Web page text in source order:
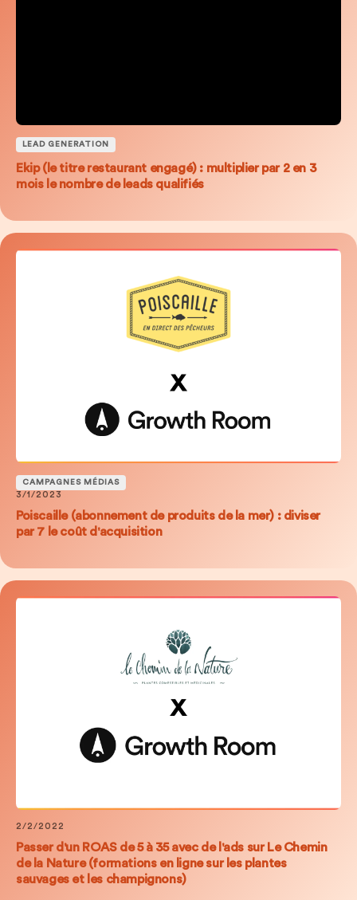
LEAD GENERATION
Ekip (le titre restaurant engagé) : multiplier par 2 en 3
mois le nombre de leads qualifiés
CAMPAGNES MÉDIAS
3/1/2023
Poiscaille (abonnement de produits de la mer) : diviser
par 7 le coût d'acquisition
2/2/2022
Passer d'un ROAS de 5 à 35 avec de l'ads sur Le Chemin
de la Nature (formations en ligne sur les plantes
sauvages et les champignons)